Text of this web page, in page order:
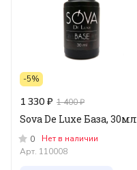
-5%
1 330 ₽ 1 400 ₽
Sova De Luxe База, 30мл
0
Нет в наличии
Арт. 110008